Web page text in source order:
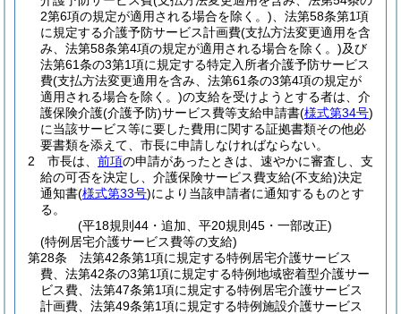
2第6項の規定が適用される場合を除く。) 、法第58条第1項
に規定する介護予防サービス計画費(支払方法変更適用を含
み、法第58条第4項の規定が適用される場合を除く。)及び
法第61条の3第1項に規定する特定入所者介護予防サービス
費(支払方法変更適用を含み、法第61条の3第4項の規定が
適用される場合を除く。)の支給を受けようとする者は、介
護保険介護(介護予防)サービス費等支給申請書(様式第34号)
に当該サービス等に要した費用に関する証拠書類その他必
要書類を添えて、市長に申請しなければならない。
2
市長は、 前項の申請があったときは、速やかに審査し、支
給の可否を決定し、介護保険サービス費支給(不支給)決定
通知書(様式第33号)により当該申請者に通知するものとす
る。
(平18規則44・追加、平20規則45・一部改正)
(特例居宅介護サービス費等の支給)
第28条
法第42条第1項に規定する特例居宅介護サービス
費、法第42条の3第1項に規定する特例地域密着型介護サー
ビス費、法第47条第1項に規定する特例居宅介護サービス
計画費、法第49条第1項に規定する特例施設介護サービス